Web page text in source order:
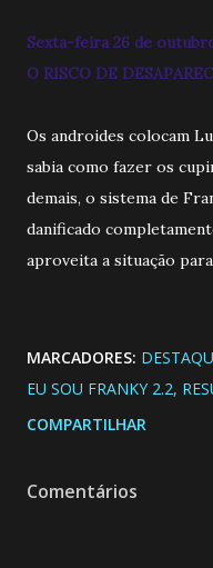
Sexta-feira 26 de
O RISCO DE
Os androides colocam
sabia como fazer os
demais, o sistema de
danificado
aproveita a situação
MARCADORES:
EU SOU FRANKY 2.2
COMPARTILHAR
Comentários